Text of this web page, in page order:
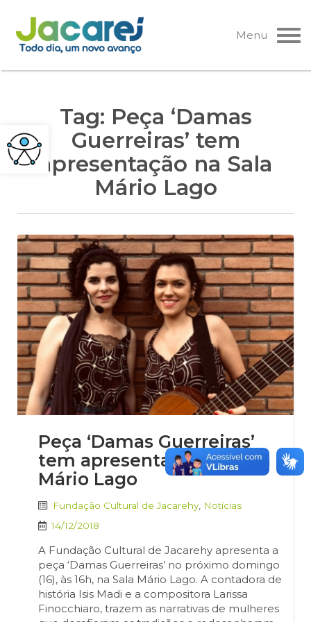
Pular
para
o
Menu
Tag: Peça ‘Damas
Guerreiras’ tem
apresentação na Sala
Mário Lago
Peça ‘Damas Guerreiras’
tem apresentação na Sala
Mário Lago
Fundação Cultural de Jacarehy Notícias
14/12/2018
A Fundação Cultural de Jacarehy apresenta a
peça ‘Damas Guerreiras’ no próximo domingo
(16), às 16h, na Sala Mário Lago. A contadora de
história Isis Madi e a compositora Larissa
Finocchiaro, trazem as narrativas de mulheres